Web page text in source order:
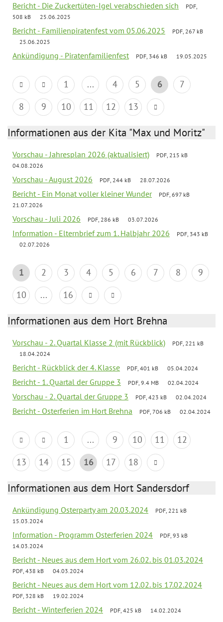
Bericht - Die Zuckertüten-Igel verabschieden sich
PDF,
508 kB
25.06.2025
Bericht - Familienpiratenfest vom 05.06.2025
PDF, 267 kB
25.06.2025
Ankündigung - Piratenfamilienfest PDF, 346 kB 19.05.2025
1 ... 4 5 6
7
8
9 10 11 12 13
Informationen aus der Kita "Max und Moritz"
Vorschau - Jahresplan 2026 (aktualisiert)
PDF, 215 kB
04.08.2026
Vorschau - August 2026 PDF, 244 kB 28.07.2026
Bericht - Ein Monat voller kleiner Wunder
PDF, 697 kB
21.07.2026
Vorschau - Juli 2026 PDF, 286 kB 03.07.2026
Information - Elternbrief zum 1. Halbjahr 2026
PDF, 343 kB
02.07.2026
1 2 3 4 5 6 7 8
9
10
... 16
Informationen aus dem Hort Brehna
Vorschau - 2. Quartal Klasse 2 (mit Rückblick)
PDF, 221 kB
18.04.2024
Bericht - Rückblick der 4. Klasse PDF, 401 kB 05.04.2024
Bericht - 1. Quartal der Gruppe 3 PDF, 9.4 MB 02.04.2024
Vorschau - 2. Quartal der Gruppe 3 PDF, 423 kB 02.04.2024
Bericht - Osterferien im Hort Brehna PDF, 706 kB 02.04.2024
1 ... 9 10 11
12
13
14 15 16 17 18
Informationen aus dem Hort Sandersdorf
Ankündigung Osterparty am 20.03.2024
PDF, 221 kB
15.03.2024
Information - Programm Osterferien 2024
PDF, 93 kB
14.03.2024
Bericht - Neues aus dem Hort vom 26.02. bis 01.03.2024
PDF, 438 kB 04.03.2024
Bericht - Neues aus dem Hort vom 12.02. bis 17.02.2024
PDF, 328 kB 19.02.2024
Bericht - Winterferien 2024 PDF, 425 kB 14.02.2024